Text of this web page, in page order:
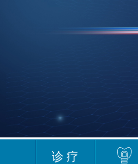
诊 疗